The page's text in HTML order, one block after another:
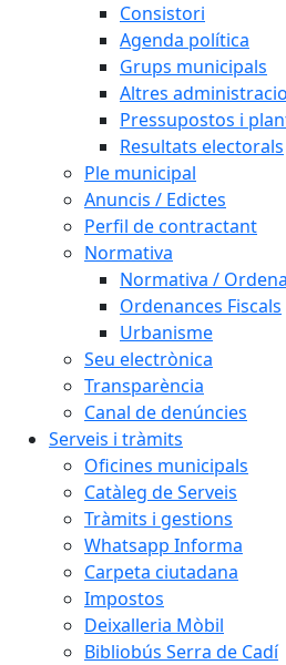
Consistori
Agenda política
Grups municipals
Altres
Pressupostos i
Resultats electorals
Ple municipal
Anuncis / Edictes
Perfil de contractant
Normativa
Normativa /
Ordenances Fiscals
Urbanisme
Seu electrònica
Transparència
Canal de denúncies
Serveis i tràmits
Oficines municipals
Catàleg de Serveis
Tràmits i gestions
Whatsapp Informa
Carpeta ciutadana
Impostos
Deixalleria Mòbil
Bibliobús Serra de Cadí